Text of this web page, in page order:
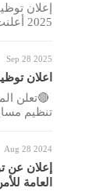
إعلان
2025 أعلنت المديرية العامة للأمن
Sep 28 2025
اعلان
🔴تعلن
تنظيم
Aug 28 2024
إعلان عن
العامة